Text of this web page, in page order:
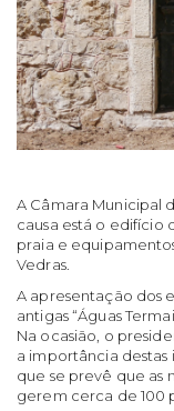
A Câmara Municipal
causa está o edifício
praia e
Vedras.
A apresentação dos
antigas “Águas
Na ocasião, o
a importância
que se prevê que as
gerem cerca de 100